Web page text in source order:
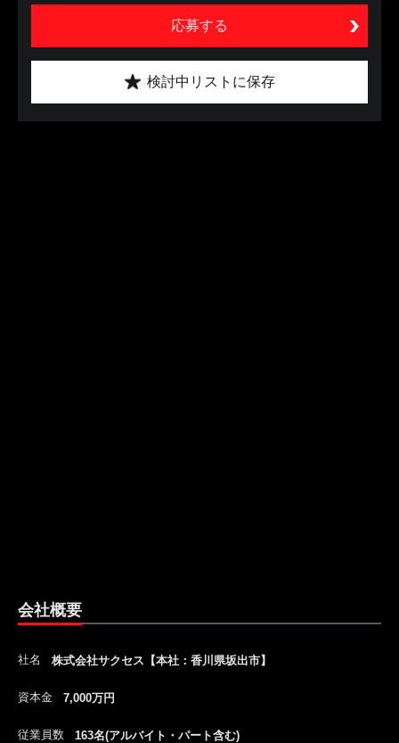
応募する
検討中リストに保存
会社概要
社名 株式会社サクセス【本社：香川県坂出市】
資本金 7,000万円
従業員数 163名(アルバイト・パート含む)